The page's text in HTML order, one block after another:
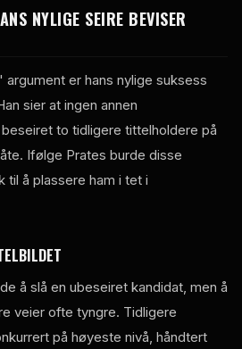
NYLIGE SEIRE BEVISER
er hans nylige suksess
sier at ingen annen
to tidligere tittelholdere på
Ifølge Prates burde disse
å plassere ham i tet i
å slå en ubeseiret kandidat, men å
veier ofte tyngre. Tidligere
på høyeste nivå, håndtert